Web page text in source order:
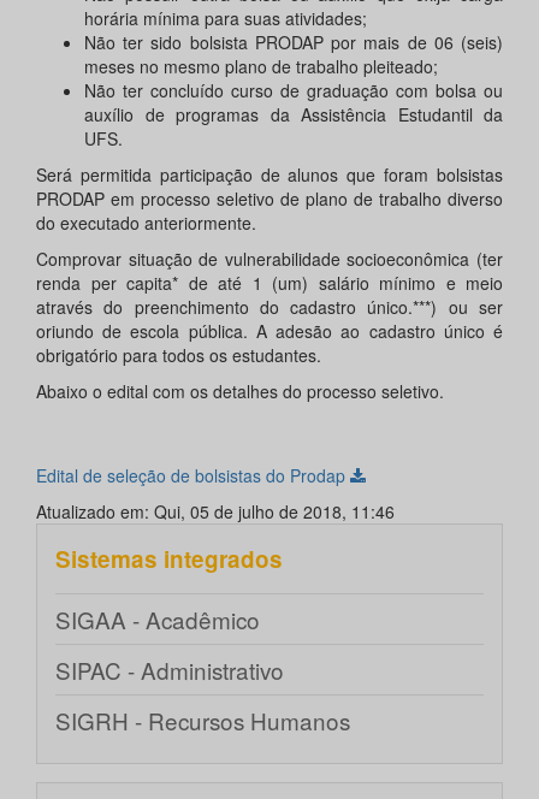
horária mínima para suas atividades;
Não ter sido bolsista PRODAP por mais de 06 (seis)
meses no mesmo plano de trabalho pleiteado;
Não ter concluído curso de graduação com bolsa ou
auxílio de programas da Assistência Estudantil da
UFS.
Será permitida participação de alunos que foram bolsistas
PRODAP em processo seletivo de plano de trabalho diverso
do executado anteriormente.
Comprovar situação de vulnerabilidade socioeconômica (ter
renda per capita* de até 1 (um) salário mínimo e meio
através do preenchimento do cadastro único.***) ou ser
oriundo de escola pública. A adesão ao cadastro único é
obrigatório para todos os estudantes.
Abaixo o edital com os detalhes do processo seletivo.
Edital de seleção de bolsistas do Prodap
Atualizado em: Qui, 05 de julho de 2018, 11:46
Sistemas integrados
SIGAA - Acadêmico
SIPAC - Administrativo
SIGRH - Recursos Humanos